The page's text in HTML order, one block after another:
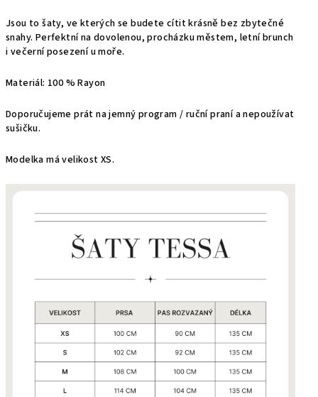
Jsou to šaty, ve kterých se budete cítit krásně bez zbytečné
snahy. Perfektní na dovolenou, procházku městem, letní brunch
i večerní posezení u moře.
Materiál: 100 % Rayon
Doporučujeme prát na jemný program / ruční praní a nepoužívat
sušičku.
Modelka má velikost XS.